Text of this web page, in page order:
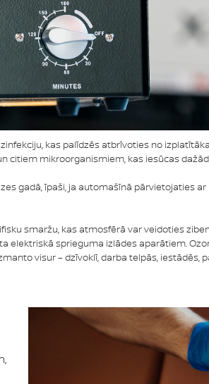
kas palīdzēs atbrīvoties no
citiem mikroorganismiem, kas iesūcas
gadā, īpaši, ja automašīnā pārvietojaties
smaržu, kas atmosfērā var veidoties
elektriskā sprieguma izlādes aparātiem.
visur – dzīvoklī, darba telpās,